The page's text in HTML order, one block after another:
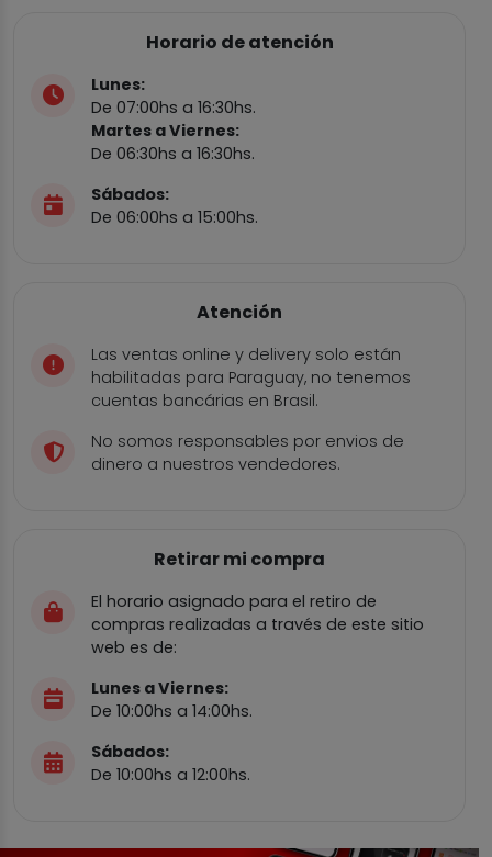
Horario de atención
Lunes:
De 07:00hs a 16:30hs.
Martes a Viernes:
De 06:30hs a 16:30hs.
Sábados:
De 06:00hs a 15:00hs.
Atención
Las ventas online y delivery solo están
habilitadas para Paraguay, no tenemos
cuentas bancárias en Brasil.
No somos responsables por envios de
dinero a nuestros vendedores.
Retirar mi compra
El horario asignado para el retiro de
compras realizadas a través de este sitio
web es de:
Lunes a Viernes:
De 10:00hs a 14:00hs.
Sábados:
De 10:00hs a 12:00hs.